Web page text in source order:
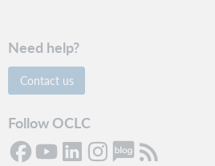
Need help?
Contact us
Follow OCLC